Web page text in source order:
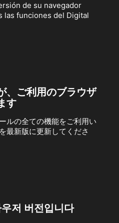
de su navegador
las funciones del Digital
、ご利用のブラウザ
す
ルの全ての機能をご利用い
最新版に更新してくださ
저 버전입니다